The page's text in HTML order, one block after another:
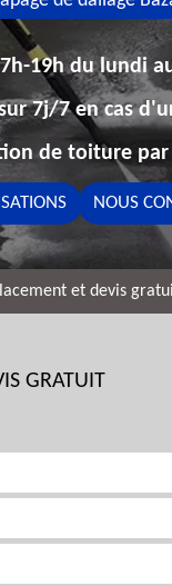
19h du lundi
7j/7 en cas
de toiture
NOUS
et devis
GRATUIT